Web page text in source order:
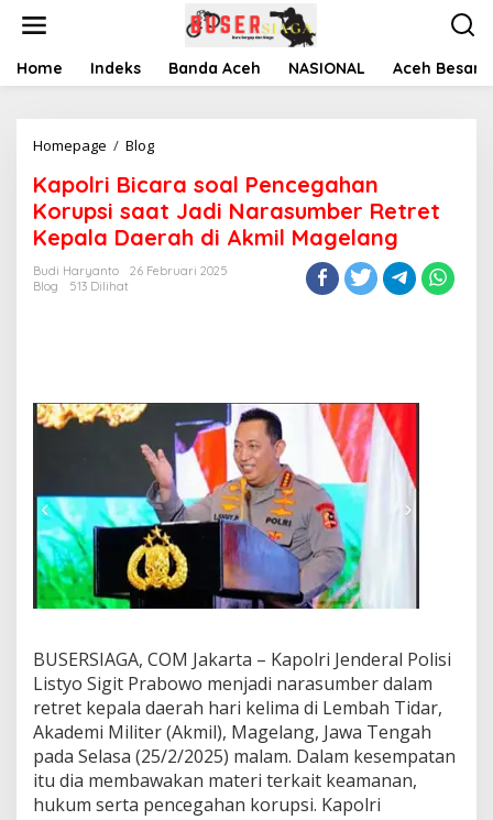
t
Home Indeks Banda Aceh NASIONAL Aceh Besar
Homepage / Blog
p
o
l
r
i
s
l
P
e
n
c
e
g
n
K
o
r
u
p
s
i
Kapolri Bicara soal Pencegahan
Korupsi saat Jadi Narasumber Retret
Kepala Daerah di Akmil Magelang
Budi Haryanto
26 Februari 2025
Blog
513 Dilihat
BUSERSIAGA, COM Jakarta – Kapolri Jenderal Polisi
Listyo Sigit Prabowo menjadi narasumber dalam
retret kepala daerah hari kelima di Lembah Tidar,
Akademi Militer (Akmil), Magelang, Jawa Tengah
pada Selasa (25/2/2025) malam. Dalam kesempatan
itu dia membawakan materi terkait keamanan,
hukum serta pencegahan korupsi. Kapolri